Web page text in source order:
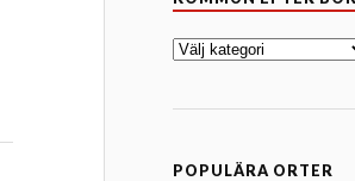
POPULÄRA ORTER